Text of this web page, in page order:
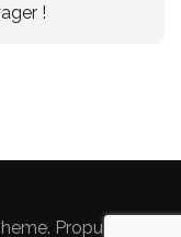
!
. Propulsé par